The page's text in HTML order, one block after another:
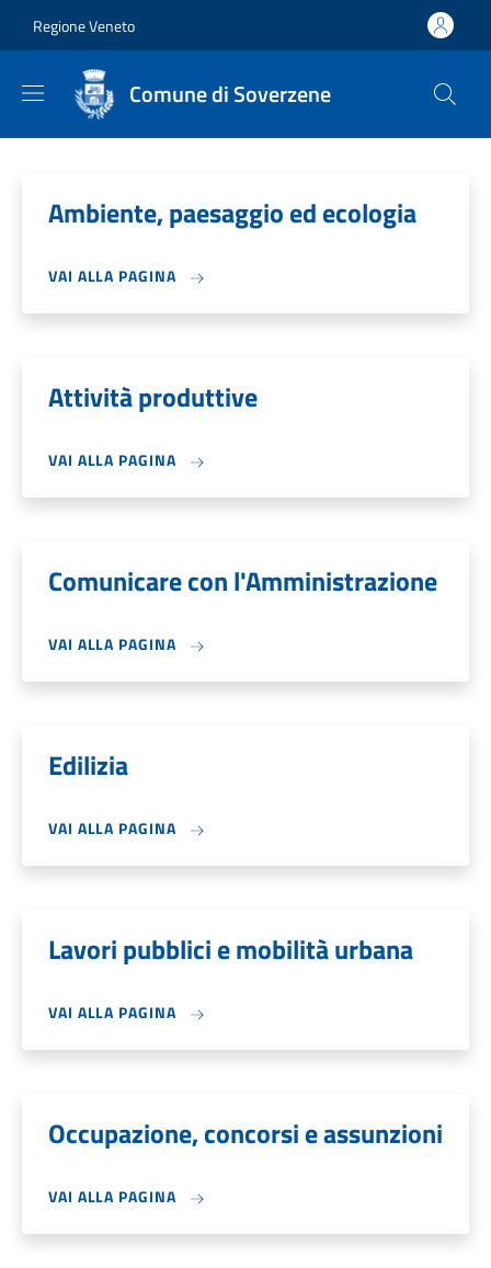
Regione Veneto
Comune di Soverzene
Ambiente, paesaggio ed ecologia
VAI ALLA PAGINA
Attività produttive
VAI ALLA PAGINA
Comunicare con l'Amministrazione
VAI ALLA PAGINA
Edilizia
VAI ALLA PAGINA
Lavori pubblici e mobilità urbana
VAI ALLA PAGINA
Occupazione, concorsi e assunzioni
VAI ALLA PAGINA